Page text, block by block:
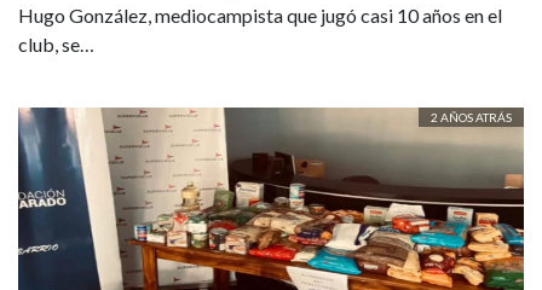
Hugo González, mediocampista que jugó casi 10 años en el
club, se…
2 AÑOS ATRÁS